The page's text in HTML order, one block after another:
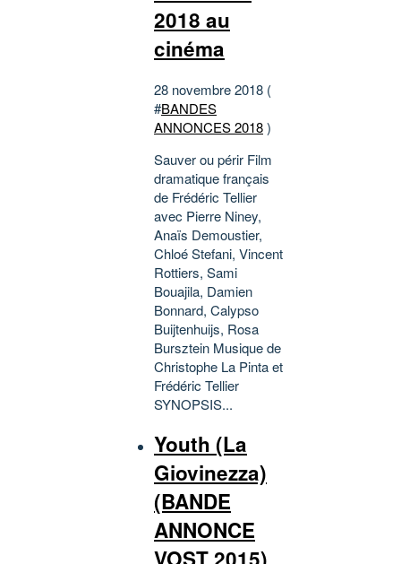
2018 au
cinéma
28 novembre 2018 (
#BANDES
ANNONCES 2018)
Sauver ou périr Film
dramatique français
de Frédéric Tellier
avec Pierre Niney,
Anaïs Demoustier,
Chloé Stefani, Vincent
Rottiers, Sami
Bouajila, Damien
Bonnard, Calypso
Buijtenhuijs, Rosa
Bursztein Musique de
Christophe La Pinta et
Frédéric Tellier
SYNOPSIS...
Youth (La
Giovinezza)
(BANDE
ANNONCE